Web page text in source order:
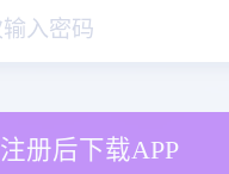
注册后下载APP